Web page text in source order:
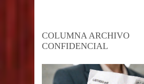
COLUMNA ARCHIVO
CONFIDENCIAL